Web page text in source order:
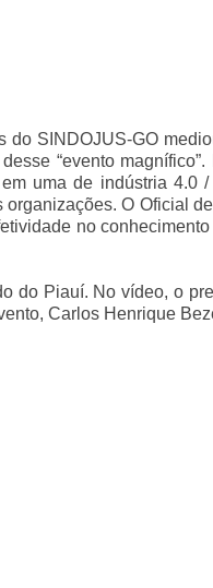
SINDOJUS-GO
“evento
uma de indústria 4.0
O Oficial
no
do Piauí. No vídeo, o
Carlos Henrique